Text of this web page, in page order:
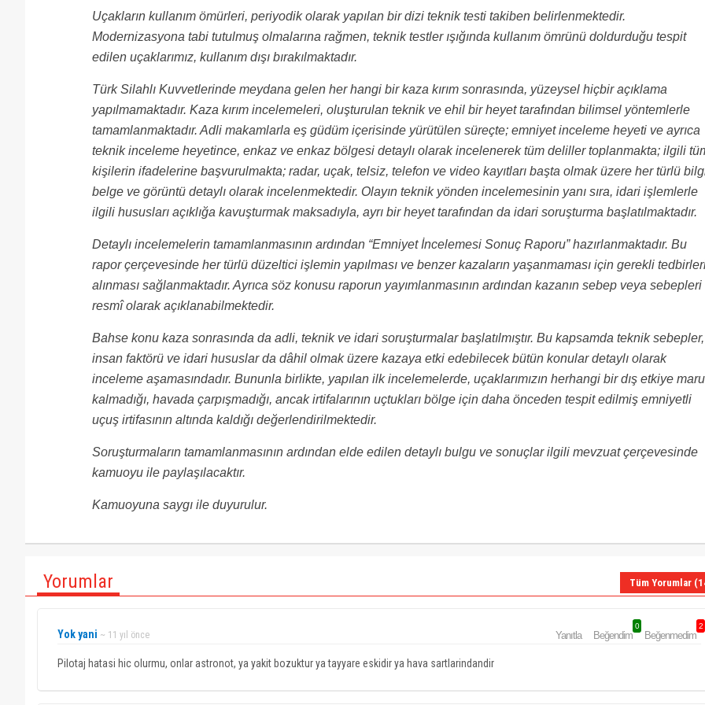
Uçakların kullanım ömürleri, periyodik olarak yapılan bir dizi teknik testi takiben belirlenmektedir.
Modernizasyona tabi tutulmuş olmalarına rağmen, teknik testler ışığında kullanım ömrünü doldurduğu tespit
edilen uçaklarımız, kullanım dışı bırakılmaktadır.
Türk Silahlı Kuvvetlerinde meydana gelen her hangi bir kaza kırım sonrasında, yüzeysel hiçbir açıklama
yapılmamaktadır. Kaza kırım incelemeleri, oluşturulan teknik ve ehil bir heyet tarafından bilimsel yöntemlerle
tamamlanmaktadır. Adli makamlarla eş güdüm içerisinde yürütülen süreçte; emniyet inceleme heyeti ve ayrıca
teknik inceleme heyetince, enkaz ve enkaz bölgesi detaylı olarak incelenerek tüm deliller toplanmakta; ilgili
kişilerin ifadelerine başvurulmakta; radar, uçak, telsiz, telefon ve video kayıtları başta olmak üzere her türlü
belge ve görüntü detaylı olarak incelenmektedir. Olayın teknik yönden incelemesinin yanı sıra, idari işlemlerle
ilgili hususları açıklığa kavuşturmak maksadıyla, ayrı bir heyet tarafından da idari soruşturma başlatılmaktadır.
Detaylı incelemelerin tamamlanmasının ardından “Emniyet İncelemesi Sonuç Raporu” hazırlanmaktadır. Bu
rapor çerçevesinde her türlü düzeltici işlemin yapılması ve benzer kazaların yaşanmaması için gerekli
alınması sağlanmaktadır. Ayrıca söz konusu raporun yayımlanmasının ardından kazanın sebep veya sebepleri
resmî olarak açıklanabilmektedir.
Bahse konu kaza sonrasında da adli, teknik ve idari soruşturmalar başlatılmıştır. Bu kapsamda teknik sebepler,
insan faktörü ve idari hususlar da dâhil olmak üzere kazaya etki edebilecek bütün konular detaylı olarak
inceleme aşamasındadır. Bununla birlikte, yapılan ilk incelemelerde, uçaklarımızın herhangi bir dış etkiye
kalmadığı, havada çarpışmadığı, ancak irtifalarının uçtukları bölge için daha önceden tespit edilmiş emniyetli
uçuş irtifasının altında kaldığı değerlendirilmektedir.
Soruşturmaların tamamlanmasının ardından elde edilen detaylı bulgu ve sonuçlar ilgili mevzuat çerçevesinde
kamuoyu ile paylaşılacaktır.
Kamuoyuna saygı ile duyurulur.
Yorumlar Tüm Yorumlar
Yok yani ~ 11 yıl önce Yanıtla Beğendim
0
Beğenmedim
2
Pilotaj hatasi hic olurmu, onlar astronot, ya yakit bozuktur ya tayyare eskidir ya hava sartlarindandir